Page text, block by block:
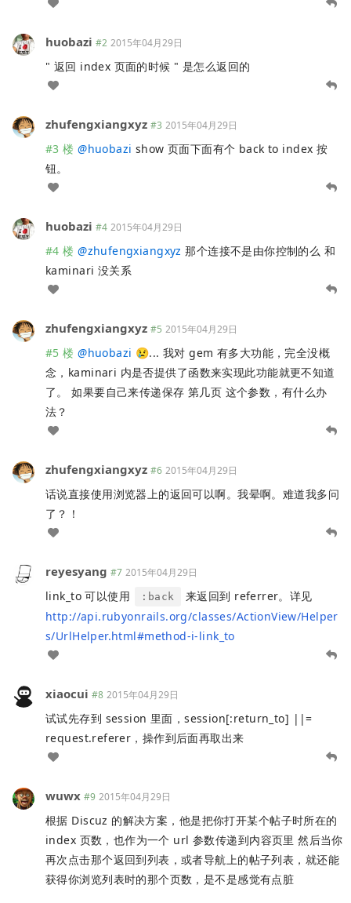
huobazi #2 2015年04月29日
" 返回 index 页面的时候 " 是怎么返回的
zhufengxiangxyz #3 2015年04月29日
#3 楼 @huobazi show 页面下面有个 back to index 按
钮。
huobazi #4 2015年04月29日
#4 楼 @zhufengxiangxyz 那个连接不是由你控制的么 和
kaminari 没关系
zhufengxiangxyz #5 2015年04月29日
#5 楼 @huobazi 😢... 我对 gem 有多大功能，完全没概
念，kaminari 内是否提供了函数来实现此功能就更不知道
了。 如果要自己来传递保存 第几页 这个参数，有什么办
法？
zhufengxiangxyz #6 2015年04月29日
话说直接使用浏览器上的返回可以啊。我晕啊。难道我多问
了？！
reyesyang #7 2015年04月29日
link_to 可以使用 :back
来返回到 referrer。详见
http://api.rubyonrails.org/classes/ActionView/Helper
s/UrlHelper.html#method-i-link_to
xiaocui #8 2015年04月29日
试试先存到 session 里面，session[:return_to] ||=
request.referer，操作到后面再取出来
wuwx #9 2015年04月29日
根据 Discuz 的解决方案，他是把你打开某个帖子时所在的
index 页数，也作为一个 url 参数传递到内容页里 然后当你
再次点击那个返回到列表，或者导航上的帖子列表，就还能
获得你浏览列表时的那个页数，是不是感觉有点脏